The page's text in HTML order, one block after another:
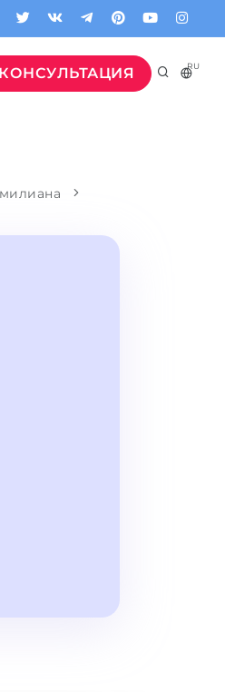
КОНСУЛЬТАЦИЯ RU